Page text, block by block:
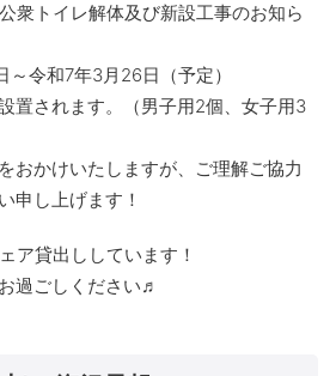
衆トイレ解体及び新設工事のお知ら
令和7年3月26日（予定）
置されます。（男子用2個、女子用3
おかけいたしますが、ご理解ご協力
申し上げます！
ア貸出ししています！
過ごしください♬